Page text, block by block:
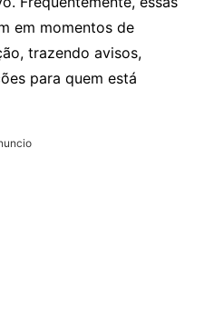
em momentos de
trazendo avisos,
para quem está